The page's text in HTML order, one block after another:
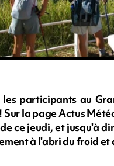
les participants au
la page Actus
ce jeudi, et jusqu'à
à l'abri du froid et